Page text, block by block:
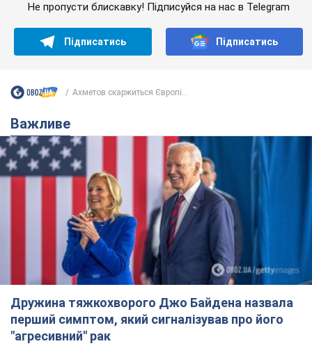
Не пропусти блискавку! Підписуйся на нас в Telegram
Підписатись Підписатись
Ахметов скаржиться Європі...
Важливе
Дружина тяжкохворого Джо Байдена назвала
перший симптом, який сигналізував про його
"агресивний" рак